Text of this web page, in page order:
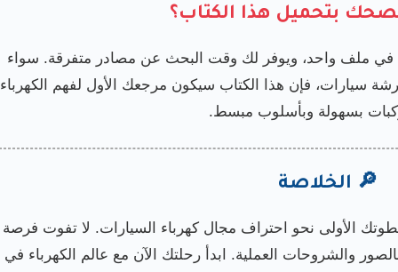
بتحميل هذا الكتاب؟
في ملف واحد، ويوفر لك وقت البحث عن مصادر متفرقة. سواء
سيارات، فإن هذا الكتاب سيكون مرجعك الأول لفهم الكهرباء
بسهولة وبأسلوب مبسط.
🔎 الخلاصة
الأولى نحو احتراف مجال كهرباء السيارات. لا تفوت فرصة
والشروحات العملية. ابدأ رحلتك الآن مع عالم الكهرباء في